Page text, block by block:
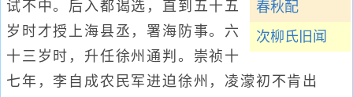
春秋配
次柳氏旧闻
试不中。后入都谒选，直到五十五
岁时才授上海县丞，署海防事。六
十三岁时，升任徐州通判。崇祯十
七年，李自成农民军进迫徐州，凌濛初不肯出